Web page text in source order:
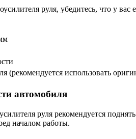
руля, убедитесь, что у
(рекомендуется использовать
автомобиля
руля рекомендуется
началом работы.